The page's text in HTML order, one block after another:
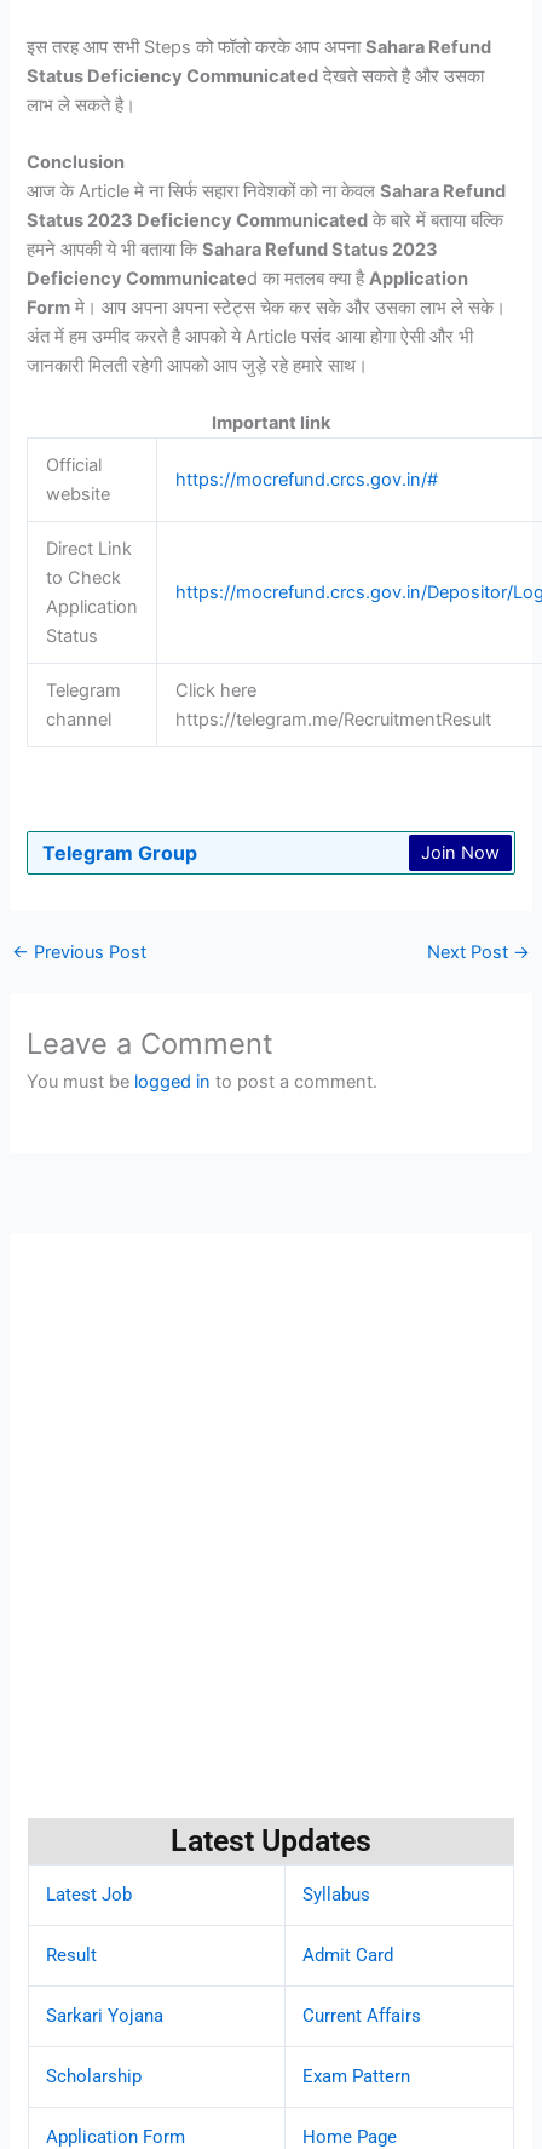
इस तरह आप सभी Steps को फॉलो करके आप अपनाSahara Refund
Status Deficiency Communicated देखते सकते है और उसका
लाभ ले सकते है।
Conclusion
आज के Article मे ना सिर्फ सहारा निवेशकों को ना केवलSahara Refund
Status 2023 Deficiency Communicated के बारे में बताया बल्कि
हमने आपकी ये भी बताया किSahara Refund Status 2023
Deficiency Communicated का मतलब क्या हैApplication
Form मे। आप अपना अपना स्टेट्स चेक कर सके और उसका लाभ ले सके।
अंत में हम उम्मीद करते है आपको ये Article पसंद आया होगा ऐसी और भी
जानकारी मिलती रहेगी आपको आप जुड़े रहे हमारे साथ।
Important link
Official
website
https://mocrefund.crcs.gov.in/#
Direct Link
to Check
Application
Status
https://mocrefund.crcs.gov.in/Depositor/
Telegram
channel
Click here
https://telegram.me/RecruitmentResult
Telegram Group Join Now
← Previous Post Next Post →
Leave a Comment
You must be logged in to post a comment.
Latest Updates
Latest Job Syllabus
Result Admit Card
Sarkari Yojana Current Affairs
Scholarship Exam Pattern
Application Form Home Page